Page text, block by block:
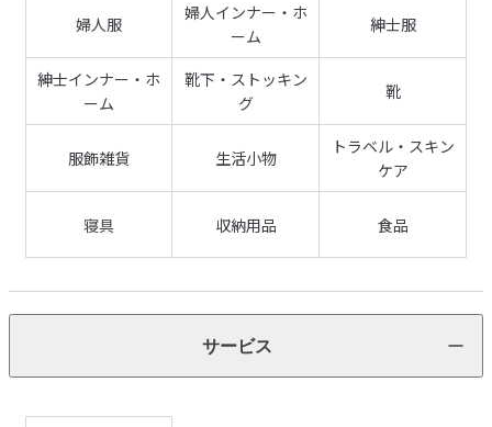
婦人服
婦人インナー・ホ
ーム
紳士服
紳士インナー・ホ
ーム
靴下・ストッキン
グ
靴
服飾雑貨 生活小物
トラベル・スキン
ケア
寝具 収納用品 食品
サービス